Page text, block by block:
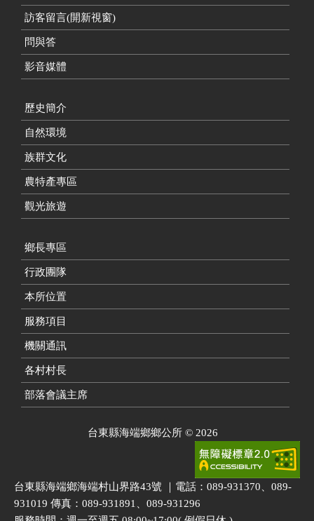
訪客留言(開新視窗)
問與答
影音媒體
歷史簡介
自然環境
族群文化
農特產專區
觀光旅遊
鄉長專區
行政團隊
本所位置
服務項目
機關通訊
各村村長
部落會議主席
台東縣海端鄉鄉公所 © 2026
台東縣海端鄉海端村山界路43號 ｜電話：089-931370、089-
931019 傳真：089-931891、089-931296